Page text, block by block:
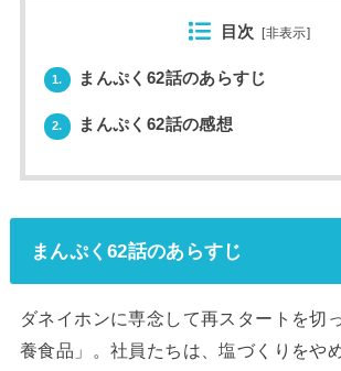
目次 [非表示]
1. まんぷく62話のあらすじ
2. まんぷく62話の感想
まんぷく62話のあらすじ
ダネイホンに専念して再スタートを切
養食品」。社員たちは、塩づくりをや